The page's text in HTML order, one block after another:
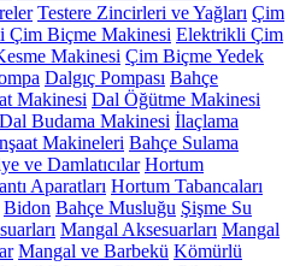
Testere Zincirleri ve Yağları Çim
Çim Biçme Makinesi Elektrikli Çim
Makinesi Çim Biçme Yedek
Dalgıç Pompası Bahçe
Makinesi Dal Öğütme Makinesi
Dal Budama Makinesi İlaçlama
Makineleri Bahçe Sulama
ve Damlatıcılar Hortum
Aparatları Hortum Tabancaları
Bidon Bahçe Musluğu Şişme Su
Mangal Aksesuarları Mangal
Mangal ve Barbekü Kömürlü